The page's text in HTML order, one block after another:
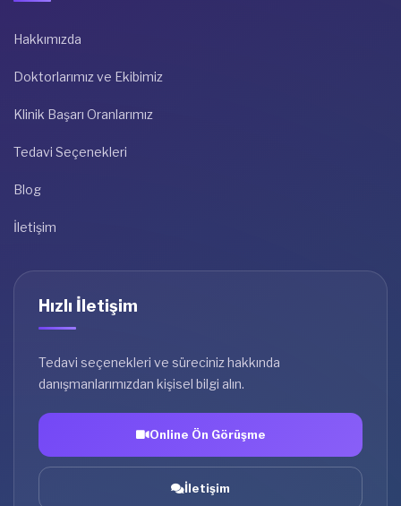
Hakkımızda
Doktorlarımız ve Ekibimiz
Klinik Başarı Oranlarımız
Tedavi Seçenekleri
Blog
İletişim
Hızlı İletişim
Tedavi seçenekleri ve süreciniz hakkında
danışmanlarımızdan kişisel bilgi alın.
Online Ön Görüşme
İletişim